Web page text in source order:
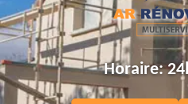
Horaire: